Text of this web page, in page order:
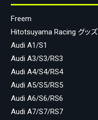
Freem
Hitotsuyama Racing グッズ
Audi A1/S1
Audi A3/S3/RS3
Audi A4/S4/RS4
Audi A5/S5/RS5
Audi A6/S6/RS6
Audi A7/S7/RS7